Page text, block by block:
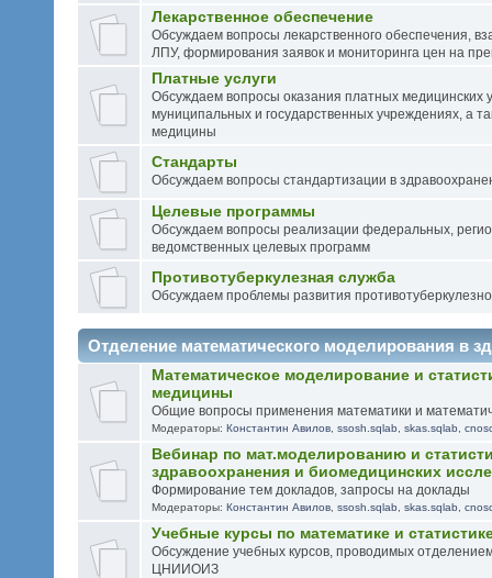
Лекарственное обеспечение
Обсуждаем вопросы лекарственного обеспечения,
ЛПУ, формирования заявок и мониторинга цен на
Платные услуги
Обсуждаем вопросы оказания платных медицинских
муниципальных и государственных учреждениях, а
медицины
Стандарты
Обсуждаем вопросы стандартизации в
Целевые программы
Обсуждаем вопросы реализации федеральных,
ведомственных целевых программ
Противотуберкулезная служба
Обсуждаем проблемы развития
Отделение математического моделирования в
Математическое моделирование и
медицины
Общие вопросы применения математики и
Модераторы: Константин Авилов, ssosh.sqlab skas.sqlab
Вебинар по мат.моделированию и
здравоохранения и биомедицинских
Формирование тем докладов, запросы на доклады
Модераторы: Константин Авилов, ssosh.sqlab skas.sqlab
Учебные курсы по математике и
Обсуждение учебных курсов, проводимых
ЦНИИОИЗ